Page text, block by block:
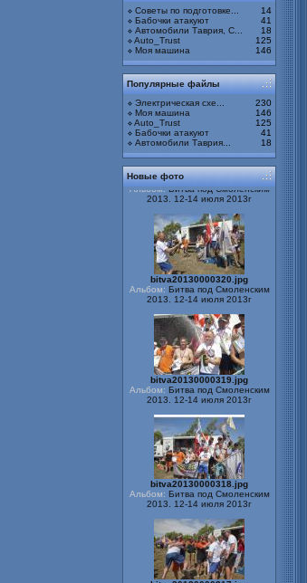
Советы по подготовке...
14
Бабочки атакуют
41
Автомобили Таврия, С...
18
Auto_Trust
125
Моя машина
146
Популярные файлы
Электрическая схе...
230
Моя машина
146
Auto_Trust
125
Бабочки атакуют
41
Автомобили Таврия...
18
Новые фото
bitva20130000322.jpg
Альбом:Битва под Смоленским
2013. 12-14 июля 2013г
bitva20130000321.jpg
Альбом:Битва под Смоленским
2013. 12-14 июля 2013г
bitva20130000320.jpg
Альбом:Битва под Смоленским
2013. 12-14 июля 2013г
bitva20130000319.jpg
Альбом:Битва под Смоленским
2013. 12-14 июля 2013г
bitva20130000318.jpg
Альбом:Битва под Смоленским
2013. 12-14 июля 2013г
bitva20130000317.jpg